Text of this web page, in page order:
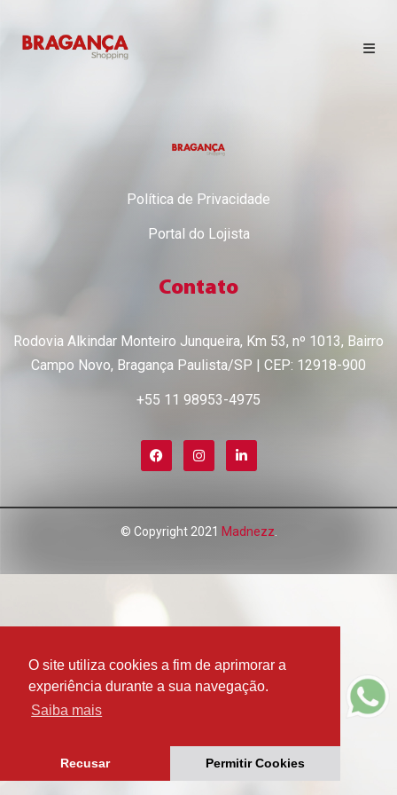
O site utiliza cookies a fim de aprimorar a
experiência durante a sua navegação.
Saiba mais
Recusar Permitir Cookies
EVENTOS
NOVIDADES
Política de Privacidade
Portal do Lojista
Contato
Rodovia Alkindar Monteiro Junqueira, Km 53, nº 1013, Bairro
Campo Novo, Bragança Paulista/SP | CEP: 12918-900
+55 11 98953-4975
© Copyright 2021 Madnezz.